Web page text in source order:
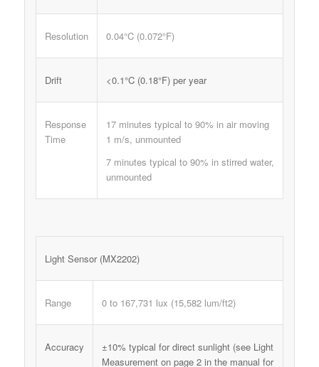
Resolution 0.04°C (0.072°F)
Drift <0.1°C (0.18°F) per year
Response
Time
17 minutes typical to 90% in air moving
1 m/s, unmounted
7 minutes typical to 90% in stirred water,
unmounted
Light Sensor (MX2202)
Range 0 to 167,731 lux (15,582 lum/ft2)
Accuracy
±10% typical for direct sunlight (see Light
Measurement on page 2 in the manual for